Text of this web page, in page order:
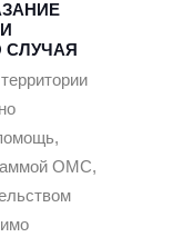
СЛУЧАЯ
ОМС,